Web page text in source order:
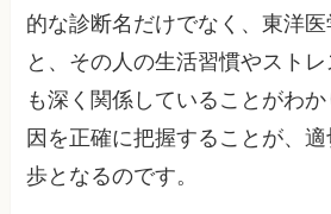
的な診断名だけでなく、東洋
と、その人の生活習慣やスト
も深く関係していることがわ
因を正確に把握することが、
歩となるのです。